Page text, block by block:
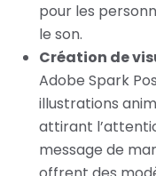
pour les
le son.
Création de
Adobe Spark
illustrations
attirant
message de